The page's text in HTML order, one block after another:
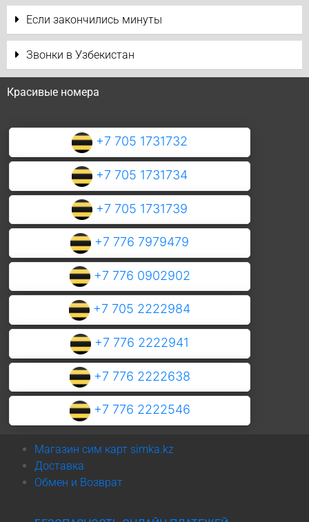
Если закончились минуты
Звонки в Узбекистан
Красивые номера
+7 705 1731732
+7 705 1731734
+7 705 1731739
+7 776 7979479
+7 776 0902902
+7 705 2222984
+7 776 2222941
+7 776 2222638
+7 776 2222546
Магазин сим карт simka.kz
Доставка
Обмен и Возврат